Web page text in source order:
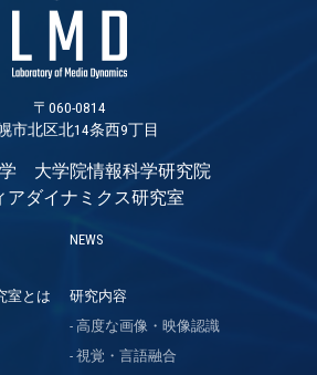
〒060-0814
市北区北14条西9丁目
大学院情報科学研究院
アダイナミクス研究室
NEWS
室とは
研究内容
高度な画像・映像認識
視覚・言語融合